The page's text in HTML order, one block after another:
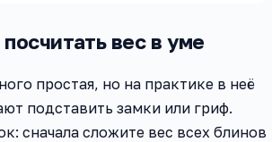
вес в уме
простая, но на практике в неё
подставить замки или гриф.
сначала сложите вес всех блинов